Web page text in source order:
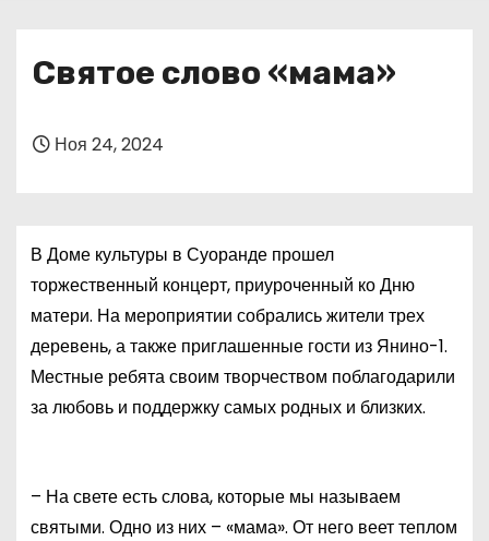
Святое слово «мама»
Ноя 24, 2024
В Доме культуры в Суоранде прошел
торжественный концерт, приуроченный ко Дню
матери. На мероприятии собрались жители трех
деревень, а также приглашенные гости из Янино-1.
Местные ребята своим творчеством поблагодарили
за любовь и поддержку самых родных и близких.
– На свете есть слова, которые мы называем
святыми. Одно из них – «мама». От него веет теплом